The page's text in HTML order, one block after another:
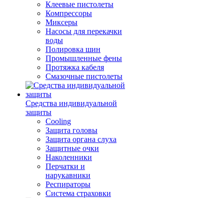
Клеевые пистолеты
Компрессоры
Миксеры
Насосы для перекачки
воды
Полировка шин
Промышленные фены
Протяжка кабеля
Смазочные пистолеты
Средства индивидуальной
защиты
Cooling
Защита головы
Защита органа слуха
Защитные очки
Наколенники
Перчатки и
нарукавники
Респираторы
Система страховки